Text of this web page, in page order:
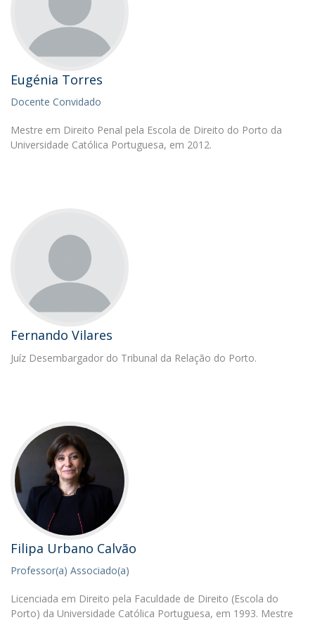
Eugénia Torres
Docente Convidado
Mestre em Direito Penal pela Escola de Direito do Porto da
Universidade Católica Portuguesa, em 2012.
Fernando Vilares
Juíz Desembargador do Tribunal da Relação do Porto.
Filipa Urbano Calvão
Professor(a) Associado(a)
Licenciada em Direito pela Faculdade de Direito (Escola do
Porto) da Universidade Católica Portuguesa, em 1993. Mestre